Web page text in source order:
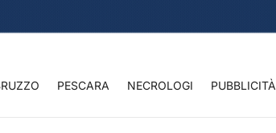
PESCARA NECROLOGI PUBBLICITÀ